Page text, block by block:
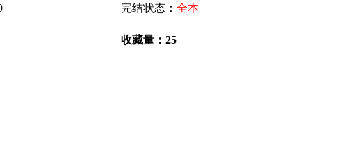
完结状态： 全本
收藏量：25